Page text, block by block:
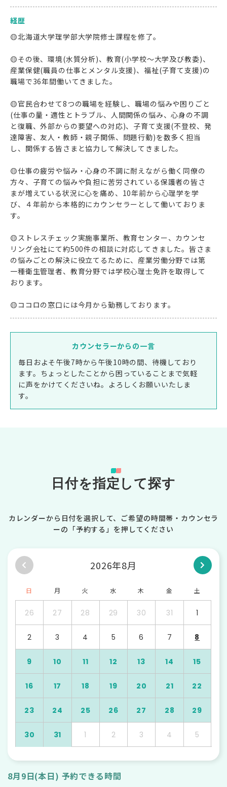
経歴
🟡北海道大学理学部大学院修士課程を修了。
🟡その後、環境(水質分析)、教育(小学校〜大学及び教委)、
産業保健(職員の仕事とメンタル支援)、福祉(子育て支援)の
職場で36年間働いてきました。
🟡官民合わせて8つの職場を経験し、職場の悩みや困りごと
(仕事の量・適性とトラブル、人間関係の悩み、心身の不調
と復職、外部からの要望への対応)、子育て支援(不登校、発
達障害、友人・教師・親子関係、問題行動)を数多く担当
し、関係する皆さまと協力して解決してきました。
🟡仕事の疲労や悩み・心身の不調に耐えながら働く同僚の
方々、子育ての悩みや負担に苦労されている保護者の皆さ
まが増えている状況に心を痛め、10年前から心理学を学
び、４年前から本格的にカウンセラーとして働いておりま
す。
🟡ストレスチェック実施事業所、教育センター、カウンセ
リング会社にて約500件の相談に対応してきました。皆さま
の悩みごとの解決に役立てるために、産業労働分野では第
一種衛生管理者、教育分野では学校心理士免許を取得して
おります。
🟡ココロの窓口には今月から勤務しております。
カウンセラーからの一言
毎日およそ午後7時から午後10時の間、待機しており
ます。ちょっとしたことから困っていることまで気軽
に声をかけてくださいね。よろしくお願いいたしま
す。
日付を指定して探す
カレンダーから日付を選択して、ご希望の時間帯・カウンセラ
ーの「予約する」を押してください
2026年8月
日 月 火 水 木 金 土
26 27 28 29 30 31 1
2 3 4 5 6 7 8
9 10 11 12 13 14 15
16 17 18 19 20 21 22
23 24 25 26 27 28 29
30 31 1 2 3 4 5
8月9日(本日) 予約できる時間